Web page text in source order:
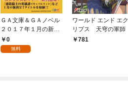
ＧＡ文庫＆ＧＡノベル
２０１７年１月の新
刊 全作品立読み（合
本版）
0
無料
ワールド エンド エク
リプス 天穹の軍師
781